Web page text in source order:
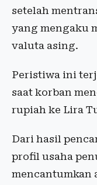
setelah
yang mengaku
valuta asing.
Peristiwa ini
saat korban
rupiah ke Lira
Dari hasil
profil usaha
mencantumkan